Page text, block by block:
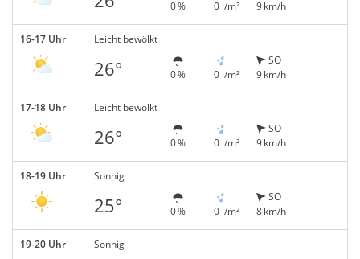
0 % 0 l/m²
9 km/h
16-17 Uhr Leicht bewölkt
26° 0 % 0 l/m²
SO
9 km/h
17-18 Uhr Leicht bewölkt
26° 0 % 0 l/m²
SO
9 km/h
18-19 Uhr Sonnig
25° 0 % 0 l/m²
SO
8 km/h
19-20 Uhr
Sonnig